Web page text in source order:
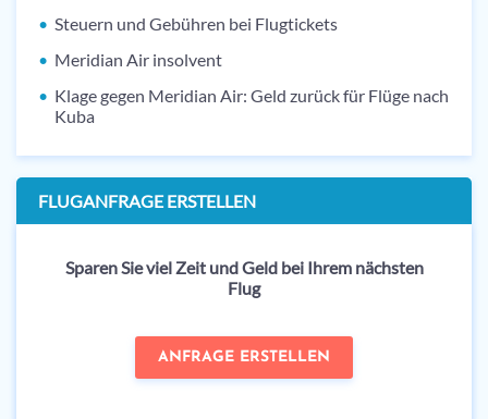
Steuern und Gebühren bei Flugtickets
Meridian Air insolvent
Klage gegen Meridian Air: Geld zurück für Flüge nach
Kuba
FLUGANFRAGE ERSTELLEN
Sparen Sie viel Zeit und Geld bei Ihrem nächsten
Flug
ANFRAGE ERSTELLEN